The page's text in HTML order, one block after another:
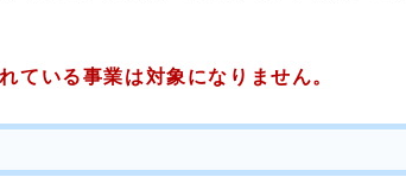
ている事業は対象になりません。